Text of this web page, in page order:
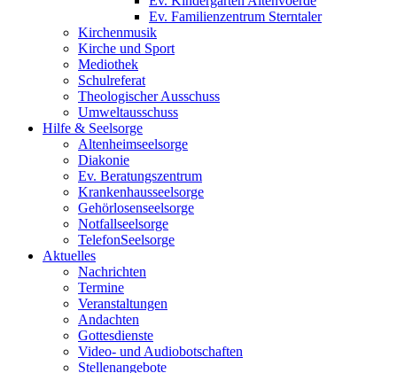
Ev. Familienzentrum Sterntaler
Kirchenmusik
Kirche und Sport
Mediothek
Schulreferat
Theologischer Ausschuss
Umweltausschuss
Hilfe & Seelsorge
Altenheimseelsorge
Diakonie
Ev. Beratungszentrum
Krankenhausseelsorge
Gehörlosenseelsorge
Notfallseelsorge
TelefonSeelsorge
Aktuelles
Nachrichten
Termine
Veranstaltungen
Andachten
Gottesdienste
Video- und Audiobotschaften
Stellenangebote